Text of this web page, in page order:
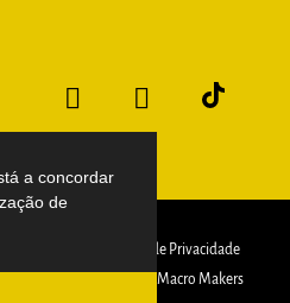
a concordar
de
Política de Privacidade
Macro Makers